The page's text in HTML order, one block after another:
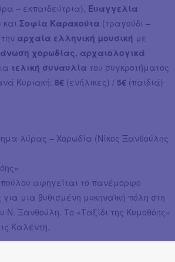
– εκπαιδεύτρια), Ευαγγελία
Σοφία Καρακούτα (τραγούδι –
αρχαία ελληνική μουσική με
χορωδίας, αρχαιολογικά
τελική συναυλία του συγκροτήματος
Κυριακή: 8€ (ενήλικες) / 5€ (παιδιά)
λύρας – Χορωδία (Νίκος Ξανθούλης
αφηγείται το πανέμορφο
μια βυθισμένη μυκηναϊκή πόλη στη
Ξανθούλη. Το «Ταξίδι της Κυμοθόης»
Καλέντη.